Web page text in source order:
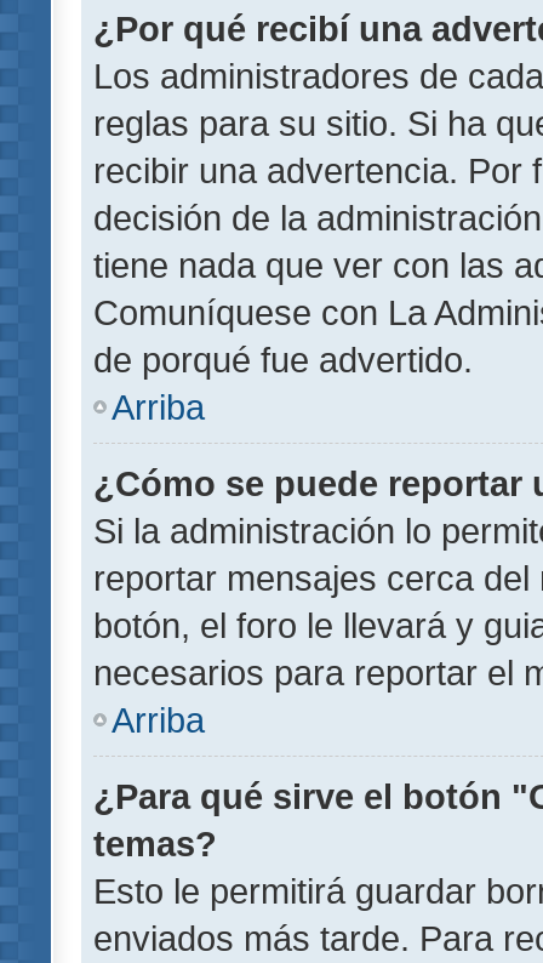
¿Por qué recibí una
Los administradores de
reglas para su sitio. Si ha
recibir una advertencia. Por
decisión de la
tiene nada que ver con las
Comuníquese con La
de porqué fue advertido.
Arriba
¿Cómo se puede reportar
Si la administración lo
reportar mensajes cerca
botón, el foro le llevará y
necesarios para reportar el
Arriba
¿Para qué sirve el botón
temas?
Esto le permitirá guardar
enviados más tarde. Para